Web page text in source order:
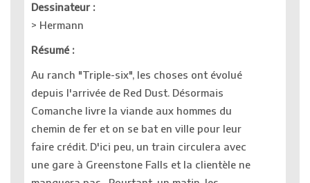
Dessinateur :
> Hermann
Résumé :
Au ranch "Triple-six", les choses ont évolué
depuis l'arrivée de Red Dust. Désormais
Comanche livre la viande aux hommes du
chemin de fer et on se bat en ville pour leur
faire crédit. D'ici peu, un train circulera avec
une gare à Greenstone Falls et la clientèle ne